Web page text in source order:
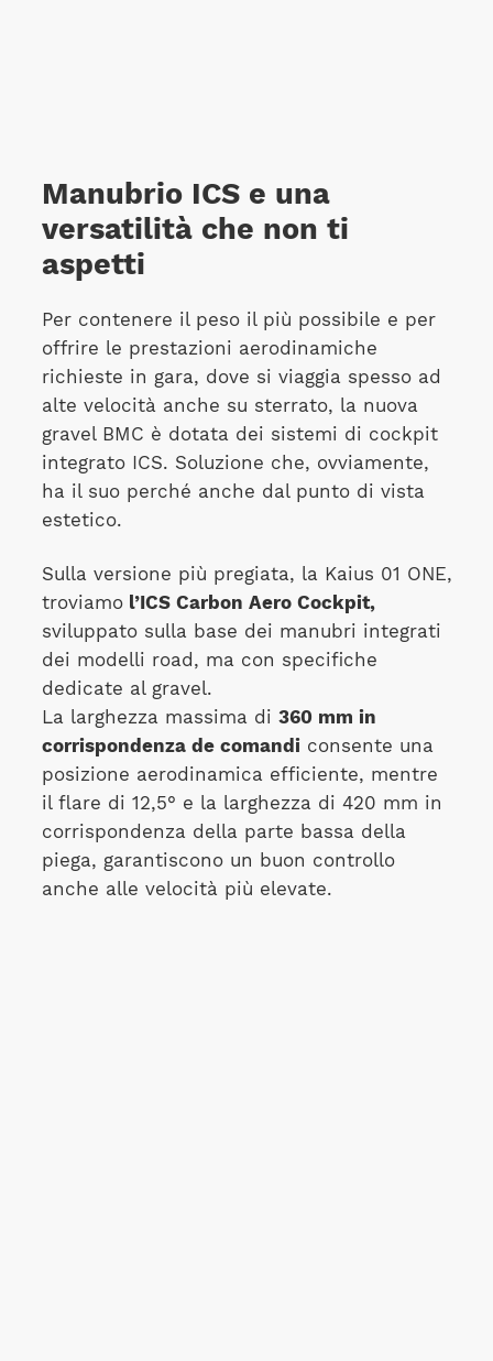
Manubrio ICS e una
versatilità che non ti
aspetti
Per contenere il peso il più possibile e per
offrire le prestazioni aerodinamiche
richieste in gara, dove si viaggia spesso ad
alte velocità anche su sterrato, la nuova
gravel BMC è dotata dei sistemi di cockpit
integrato ICS. Soluzione che, ovviamente,
ha il suo perché anche dal punto di vista
estetico.
Sulla versione più pregiata, la Kaius 01 ONE,
troviamol’ICS Carbon Aero Cockpit,
sviluppato sulla base dei manubri integrati
dei modelli road, ma con specifiche
dedicate al gravel.
La larghezza massima di 360 mm in
corrispondenza de comandiconsente una
posizione aerodinamica efficiente, mentre
il flare di 12,5° e la larghezza di 420 mm in
corrispondenza della parte bassa della
piega, garantiscono un buon controllo
anche alle velocità più elevate.